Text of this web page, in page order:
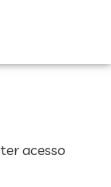
acesso